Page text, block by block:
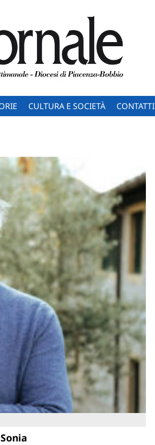
CULTURA E SOCIETÀ CONTATTI